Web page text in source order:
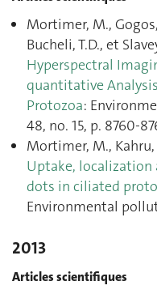
Mortimer, M.,
Bucheli, T.D., et
Hyperspectral
quantitative
Protozoa:
48, no. 15, p.
Mortimer, M., Kahru,
Uptake, localization
dots in ciliated
Environmental
2013
Articles scientifiques